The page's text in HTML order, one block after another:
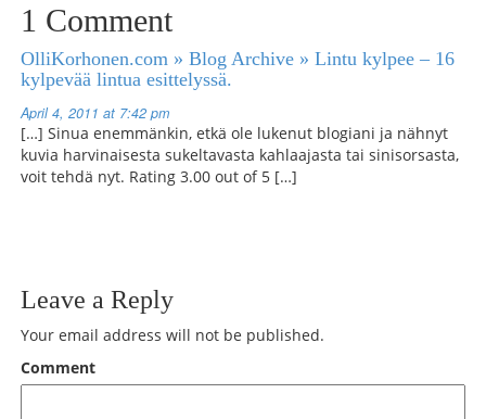
1 Comment
OlliKorhonen.com » Blog Archive » Lintu kylpee – 16
kylpevää lintua esittelyssä.
April 4, 2011 at 7:42 pm
[…] Sinua enemmänkin, etkä ole lukenut blogiani ja nähnyt
kuvia harvinaisesta sukeltavasta kahlaajasta tai sinisorsasta,
voit tehdä nyt. Rating 3.00 out of 5 […]
Leave a Reply
Your email address will not be published.
Comment